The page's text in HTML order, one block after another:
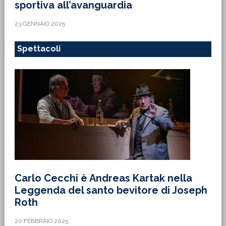
sportiva all’avanguardia
23 GENNAIO 2025
Spettacoli
Carlo Cecchi è Andreas Kartak nella
Leggenda del santo bevitore di Joseph
Roth
20 FEBBRAIO 2025